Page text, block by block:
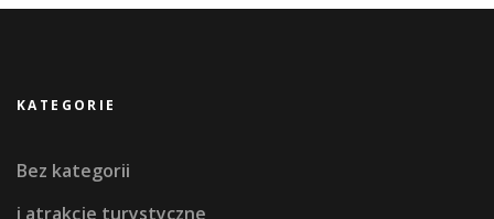
KATEGORIE
Bez kategorii
i atrakcje turystyczne